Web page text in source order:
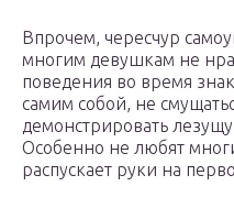
Впрочем, чересчур
многим девушкам не
поведения во время
самим собой, не
демонстрировать
Особенно не любят
распускает руки на